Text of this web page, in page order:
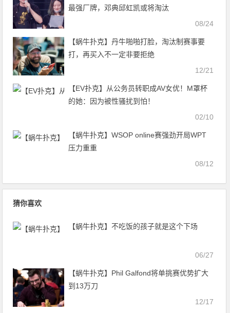
最强厂牌，邓典邱虹凯或将淘汰
08/24
【蜗牛扑克】丹牛啪啪打脸，淘汰制赛事要
打，再买入不一定非要拒绝
12/21
【EV扑克】从公务员转职成AV女优！M罩杯
的她：因为被性骚扰到怕！
02/10
【蜗牛扑克】WSOP online赛强劲开局WPT
压力重重
08/12
猜你喜欢
【蜗牛扑克】不吃饭的孩子就是这个下场
06/27
【蜗牛扑克】Phil Galfond将单挑赛优势扩大
到13万刀
12/17